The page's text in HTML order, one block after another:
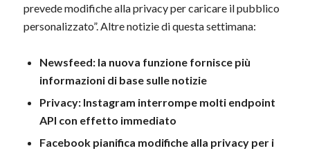
prevede modifiche alla privacy per caricare il pubblico
personalizzato”. Altre notizie di questa settimana:
Newsfeed: la nuova funzione fornisce più
informazioni di base sulle notizie
Privacy: Instagram interrompe molti endpoint
API con effetto immediato
Facebook pianifica modifiche alla privacy per i